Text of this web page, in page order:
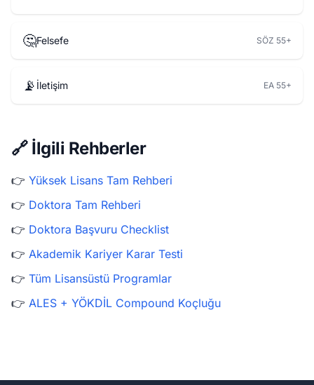
🤔Felsefe SÖZ 55+
📡 İletişim EA 55+
🔗 İlgili Rehberler
👉 Yüksek Lisans Tam Rehberi
👉 Doktora Tam Rehberi
👉 Doktora Başvuru Checklist
👉 Akademik Kariyer Karar Testi
👉 Tüm Lisansüstü Programlar
👉 ALES + YÖKDİL Compound Koçluğu